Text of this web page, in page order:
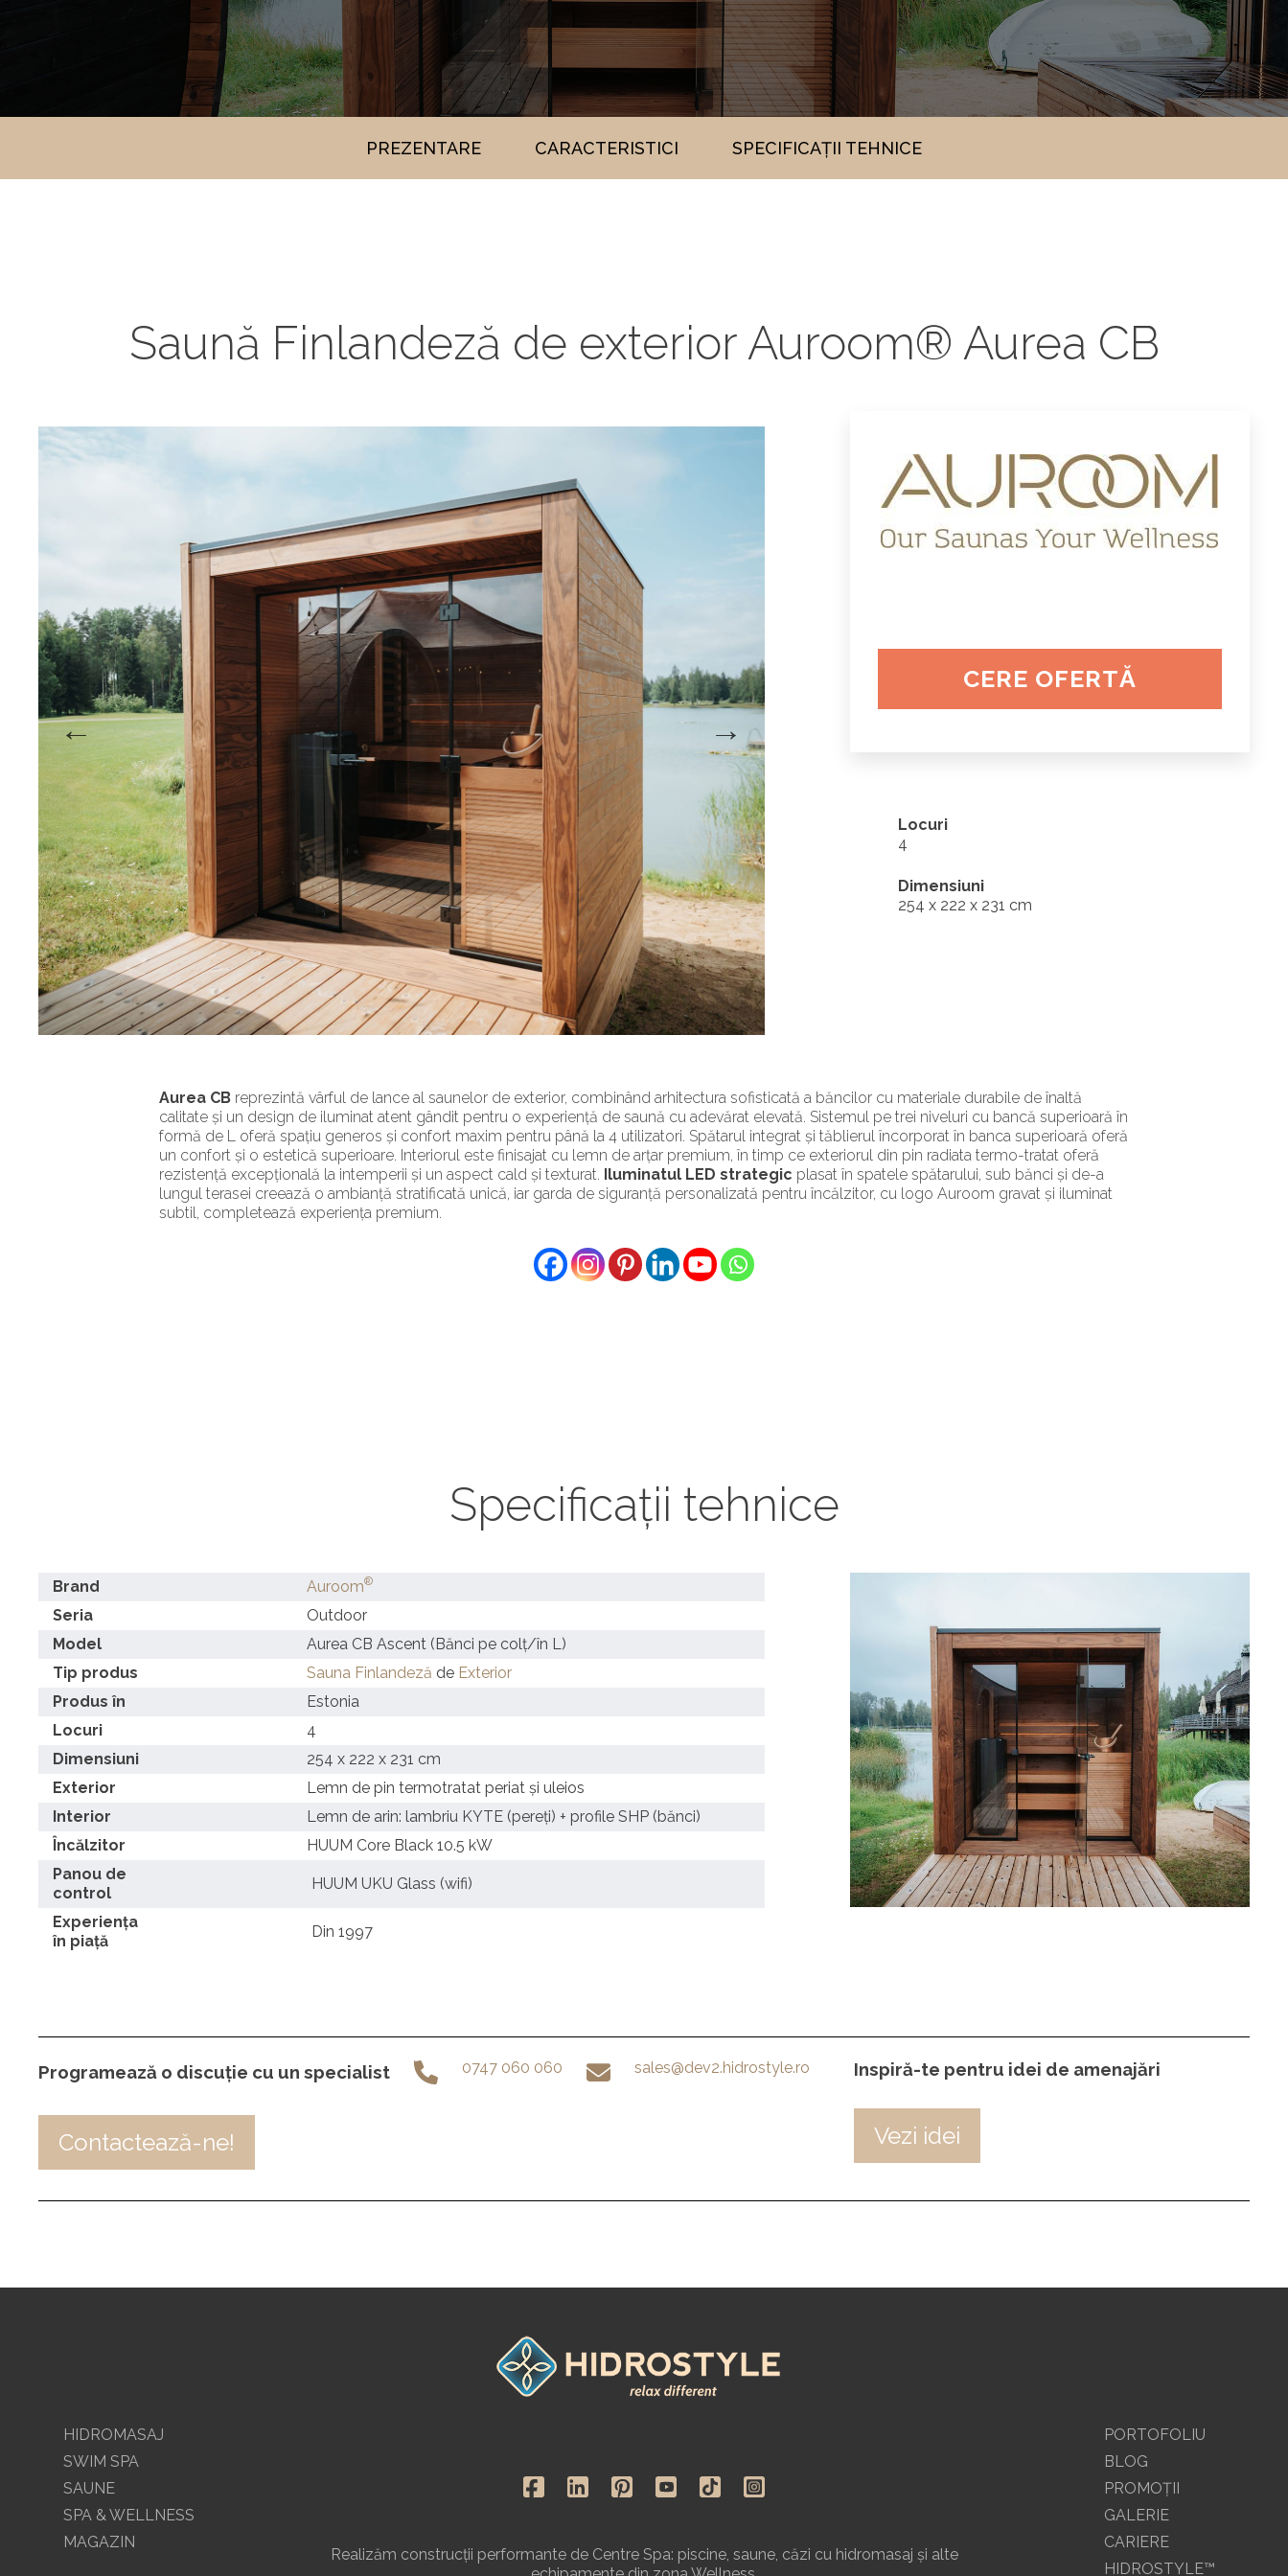
PREZENTARE CARACTERISTICI SPECIFICAȚII TEHNICE
Saună Finlandeză de exterior Auroom® Aurea CB
CERE OFERTĂ
Locuri
4
Dimensiuni
254 x 222 x 231 cm
Aurea CB reprezintă vârful de lance al saunelor de exterior, combinând arhitectura sofisticată a băncilor cu materiale durabile de înaltă
calitate și un design de iluminat atent gândit pentru o experiență de saună cu adevărat elevată. Sistemul pe trei niveluri cu bancă superioară în
formă de L oferă spațiu generos și confort maxim pentru până la 4 utilizatori. Spătarul integrat și tăblierul încorporat în banca superioară oferă
un confort și o estetică superioare. Interiorul este finisajat cu lemn de arțar premium, în timp ce exteriorul din pin radiata termo-tratat oferă
rezistență excepțională la intemperii și un aspect cald și texturat. Iluminatul LED strategic plasat în spatele spătarului, sub bănci și de-a
lungul terasei creează o ambianță stratificată unică, iar garda de siguranță personalizată pentru încălzitor, cu logo Auroom gravat și iluminat
subtil, completează experiența premium.
Specificații tehnice
Brand Auroom®
Seria
Outdoor
Model
Aurea CB Ascent (Bănci pe colț/în L)
Tip produs
Sauna Finlandeză de Exterior
Produs în
Estonia
Locuri
4
Dimensiuni
254 x 222 x 231 cm
Exterior
Lemn de pin termotratat periat și uleios
Interior
Lemn de arin: lambriu KYTE (pereți) + profile SHP (bănci)
Încălzitor
HUUM Core Black 10.5 kW
Panou de
control
HUUM UKU Glass (wifi)
Experiența
în piață
Din 1997
Programează o discuție cu un specialist 0747 060 060 sales@dev2.hidrostyle.ro
Contactează-ne!
Inspiră-te pentru idei de amenajări
Vezi idei
HIDROMASAJ
SWIM SPA
SAUNE
SPA & WELLNESS
MAGAZIN
Realizăm construcții performante de Centre Spa: piscine, saune, căzi cu hidromasaj și alte
PORTOFOLIU
BLOG
PROMOŢII
GALERIE
CARIERE
HIDROSTYLE™